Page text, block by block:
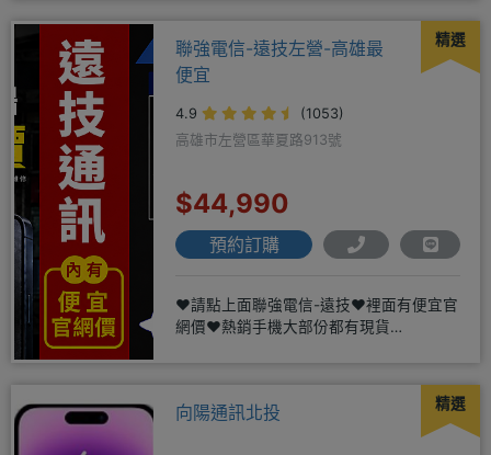
精選
聯強電信-遠技左營-高雄最
便宜
4.9
(1053)
高雄市左營區華夏路913號
$44,990
預約訂購
❤️請點上面聯強電信-遠技❤️裡面有便宜官
網價❤️熱銷手機大部份都有現貨
精選
向陽通訊北投